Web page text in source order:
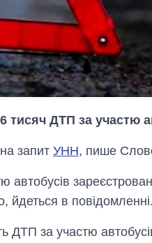
тисяч ДТП за участю
запит УНН, пише
автобусів
йдеться в повідомленні.
ДТП за участю